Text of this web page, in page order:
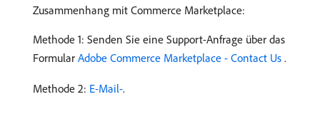
Zusammenhang mit Commerce Marketplace:
Methode 1: Senden Sie eine Support-Anfrage über das
Formular Adobe Commerce Marketplace - Contact Us .
Methode 2: E-Mail-.